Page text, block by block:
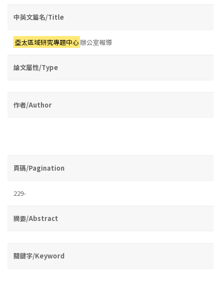
中英文篇名/Title
亞太區域研究專題中心辦公室報導
論文屬性/Type
作者/Author
頁碼/Pagination
229-
摘要/Abstract
關鍵字/Keyword